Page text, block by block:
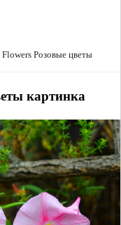
Розовые цветы
картинка